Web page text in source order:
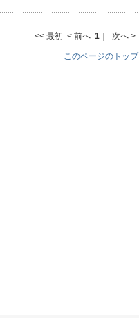
<< 最初 < 前へ 1 ｜ 次へ
このページのトッ